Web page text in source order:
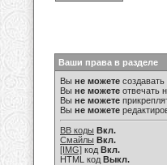
Ваши права в разделе
Вы не можете
Вы не можете отвечать
Вы не можете
Вы не можете
BB коды Вкл.
Смайлы Вкл.
[IMG] код Вкл.
HTML код Выкл.